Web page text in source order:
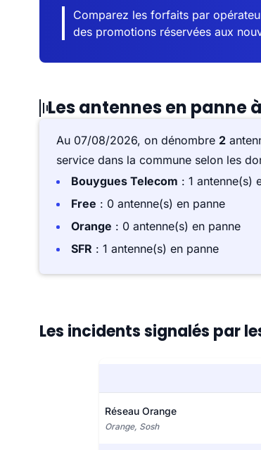
Comparez les forfaits par
des promotions réservées aux
Les antennes en
Au 07/08/2026, on dénombre 2
service dans la commune selon les
Bouygues Telecom : 1 antenne(s)
Free : 0 antenne(s) en panne
Orange : 0 antenne(s) en panne
SFR : 1 antenne(s) en panne
Les incidents signalés par
Réseau Orange
Orange, Sosh